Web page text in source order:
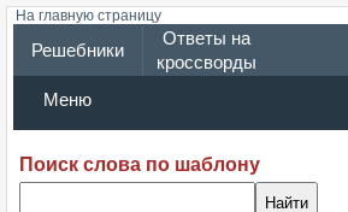
На главную страницу
Решебники
Ответы на
кроссворды
Меню
Поиск слова по шаблону